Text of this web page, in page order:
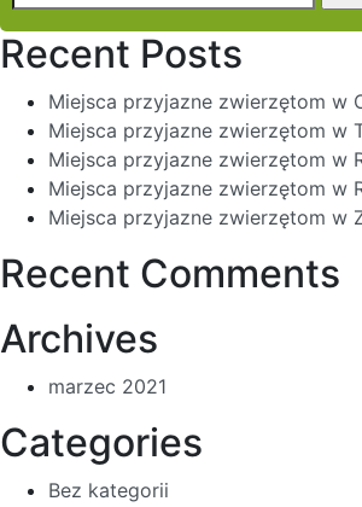
for:
Recent Posts
Miejsca przyjazne zwierzętom w
Miejsca przyjazne zwierzętom w
Miejsca przyjazne zwierzętom w
Miejsca przyjazne zwierzętom w
Miejsca przyjazne zwierzętom w
Recent Comments
Archives
marzec 2021
Categories
Bez kategorii